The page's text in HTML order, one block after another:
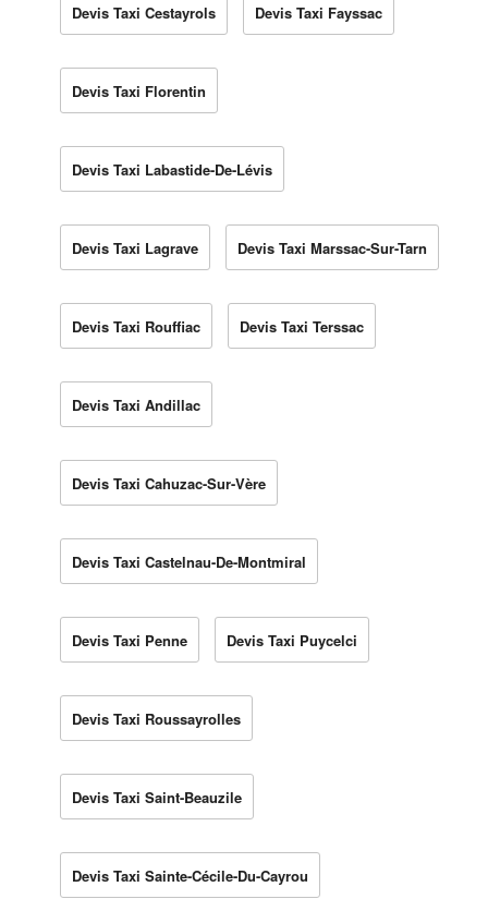
Devis Taxi Cestayrols Devis Taxi Fayssac
Devis Taxi Florentin
Devis Taxi Labastide-De-Lévis
Devis Taxi Lagrave Devis Taxi Marssac-Sur-Tarn
Devis Taxi Rouffiac Devis Taxi Terssac
Devis Taxi Andillac
Devis Taxi Cahuzac-Sur-Vère
Devis Taxi Castelnau-De-Montmiral
Devis Taxi Penne Devis Taxi Puycelci
Devis Taxi Roussayrolles
Devis Taxi Saint-Beauzile
Devis Taxi Sainte-Cécile-Du-Cayrou